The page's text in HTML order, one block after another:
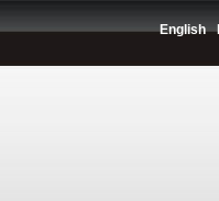
English